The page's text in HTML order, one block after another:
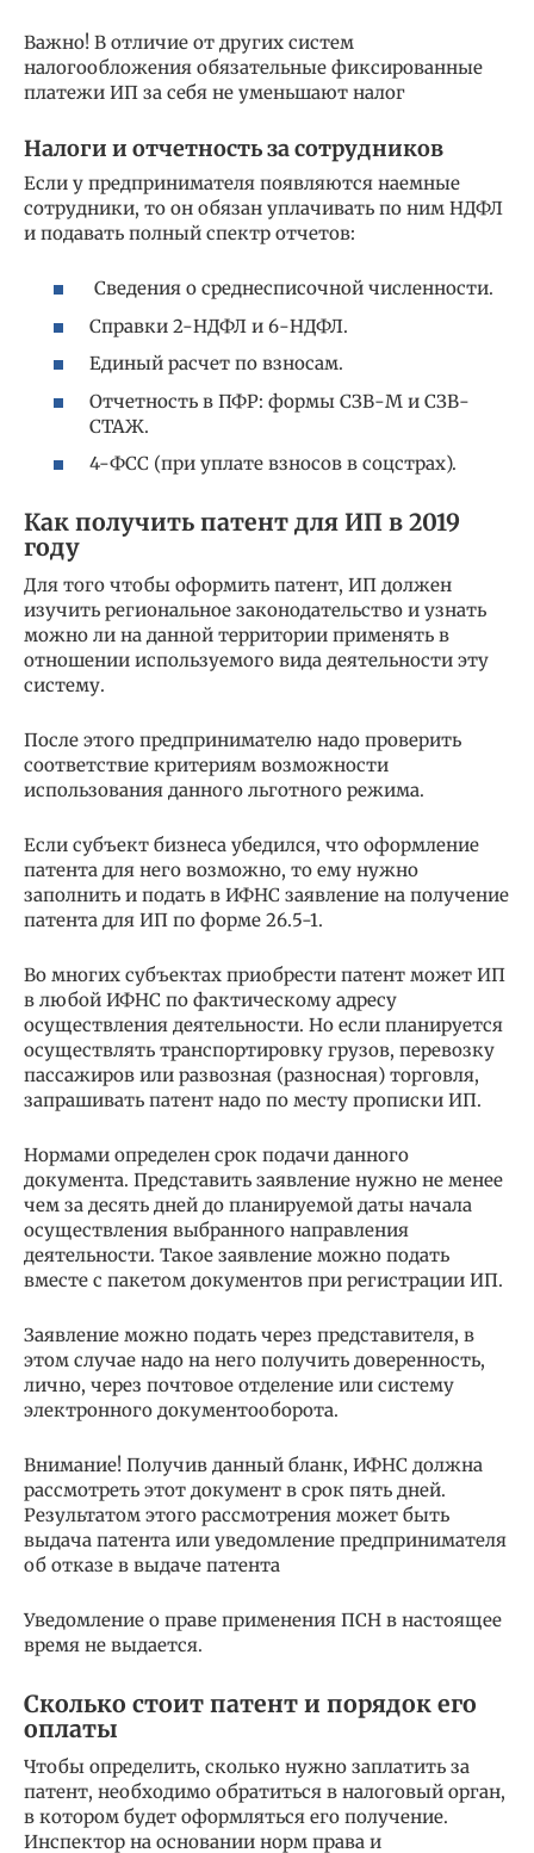
Важно! В отличие от других систем
налогообложения обязательные фиксированные
платежи ИП за себя не уменьшают налог
Налоги и отчетность за сотрудников
Если у предпринимателя появляются наемные
сотрудники, то он обязан уплачивать по ним НДФЛ
и подавать полный спектр отчетов:
Сведения о среднесписочной численности.
Справки 2-НДФЛ и 6-НДФЛ.
Единый расчет по взносам.
Отчетность в ПФР: формы СЗВ-М и СЗВ-
СТАЖ.
4-ФСС (при уплате взносов в соцстрах).
Как получить патент для ИП в 2019
году
Для того чтобы оформить патент, ИП должен
изучить региональное законодательство и узнать
можно ли на данной территории применять в
отношении используемого вида деятельности эту
систему.
После этого предпринимателю надо проверить
соответствие критериям возможности
использования данного льготного режима.
Если субъект бизнеса убедился, что оформление
патента для него возможно, то ему нужно
заполнить и подать в ИФНС заявление на получение
патента для ИП по форме 26.5-1.
Во многих субъектах приобрести патент может ИП
в любой ИФНС по фактическому адресу
осуществления деятельности. Но если планируется
осуществлять транспортировку грузов, перевозку
пассажиров или развозная (разносная) торговля,
запрашивать патент надо по месту прописки ИП.
Нормами определен срок подачи данного
документа. Представить заявление нужно не менее
чем за десять дней до планируемой даты начала
осуществления выбранного направления
деятельности. Такое заявление можно подать
вместе с пакетом документов при регистрации ИП.
Заявление можно подать через представителя, в
этом случае надо на него получить доверенность,
лично, через почтовое отделение или систему
электронного документооборота.
Внимание! Получив данный бланк, ИФНС должна
рассмотреть этот документ в срок пять дней.
Результатом этого рассмотрения может быть
выдача патента или уведомление предпринимателя
об отказе в выдаче патента
Уведомление о праве применения ПСН в настоящее
время не выдается.
Сколько стоит патент и порядок его
оплаты
Чтобы определить, сколько нужно заплатить за
патент, необходимо обратиться в налоговый орган,
в котором будет оформляться его получение.
Инспектор на основании норм права и